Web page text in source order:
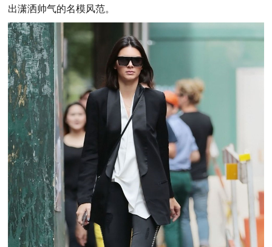
出潇洒帅气的名模风范。